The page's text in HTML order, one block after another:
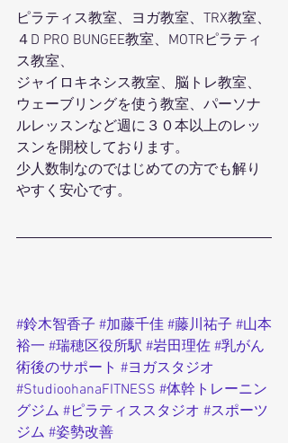
ピラティス教室、ヨガ教室、TRX教室、
４D PRO BUNGEE教室、MOTRピラティ
ス教室、
ジャイロキネシス教室、脳トレ教室、
ウェーブリングを使う教室、パーソナ
ルレッスンなど週に３０本以上のレッ
スンを開校しております。
少人数制なのではじめての方でも解り
やすく安心です。
#鈴木智香子 #加藤千佳 #藤川祐子 #山本
裕一 #瑞穂区役所駅 #岩田理佐 #乳がん
術後のサポート #ヨガスタジオ
#StudioohanaFITNESS #体幹トレーニン
グジム #ピラティススタジオ #スポーツ
ジム #姿勢改善